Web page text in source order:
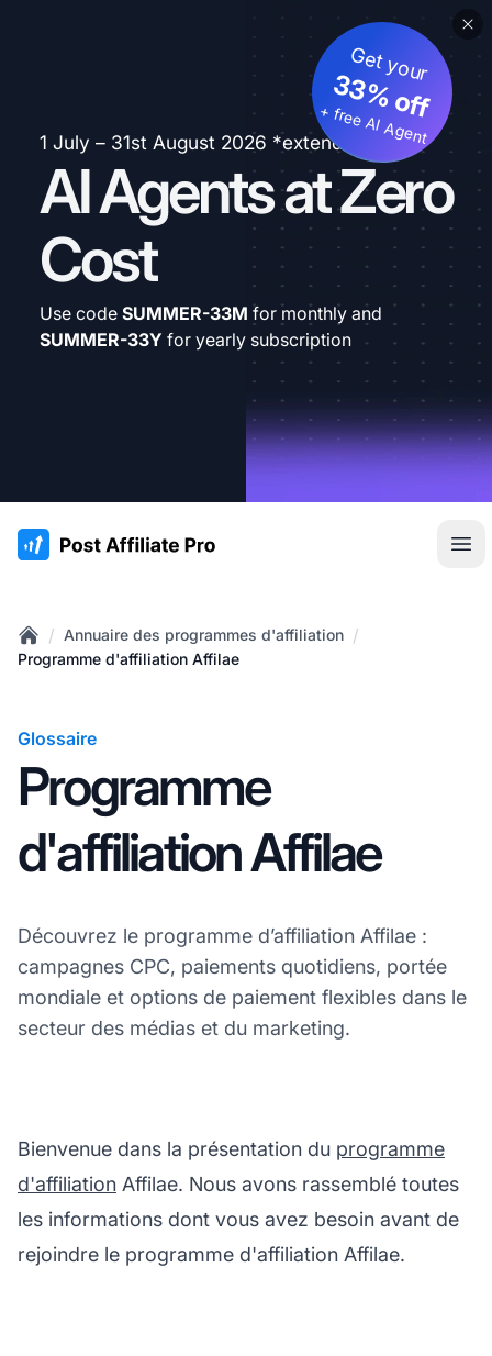
1 July – 31st August 2026 *extended
AI Agents at Zero
Cost
Get your
33% off
+ free AI Agent
Use code SUMMER-33M for monthly and
SUMMER-33Y for yearly subscription
:site.title
Home
/ Annuaire des programmes d'affiliation /
Programme d'affiliation Affilae
Glossaire
Programme
d'affiliation Affilae
Découvrez le programme d’affiliation Affilae :
campagnes CPC, paiements quotidiens, portée
mondiale et options de paiement flexibles dans le
secteur des médias et du marketing.
Bienvenue dans la présentation du programme
d'affiliation Affilae. Nous avons rassemblé toutes
les informations dont vous avez besoin avant de
rejoindre le programme d'affiliation Affilae.